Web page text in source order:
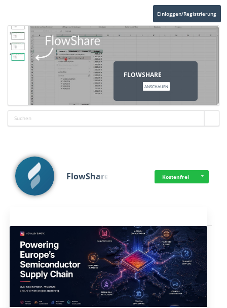
Einloggen/Registrierung
FLOWSHARE
ANSCHAUEN
FlowShare Kostenfrei